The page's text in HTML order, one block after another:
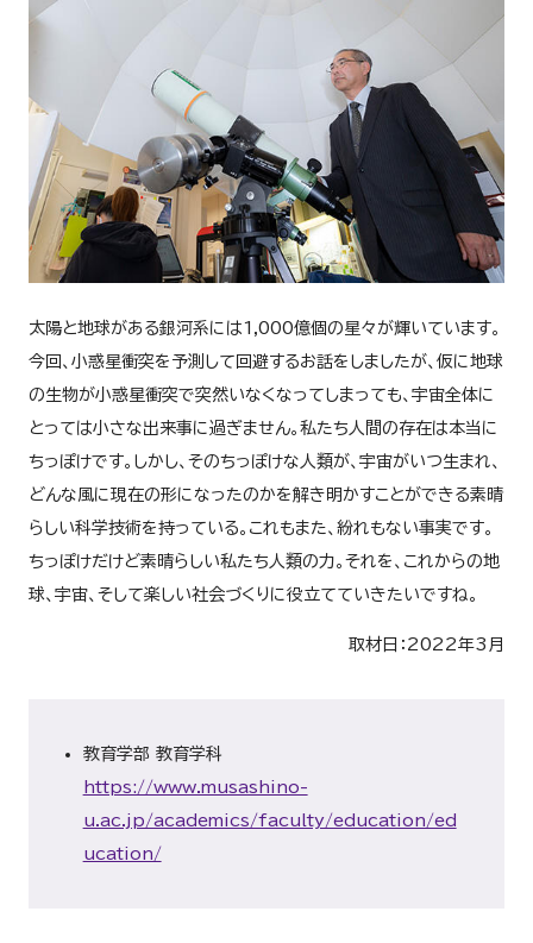
太陽と地球がある銀河系には1,000億個の星々が輝いています。
今回、小惑星衝突を予測して回避するお話をしましたが、仮に地球
の生物が小惑星衝突で突然いなくなってしまっても、宇宙全体に
とっては小さな出来事に過ぎません。私たち人間の存在は本当に
ちっぽけです。しかし、そのちっぽけな人類が、宇宙がいつ生まれ、
どんな風に現在の形になったのかを解き明かすことができる素晴
らしい科学技術を持っている。これもまた、紛れもない事実です。
ちっぽけだけど素晴らしい私たち人類の力。それを、これからの地
球、宇宙、そして楽しい社会づくりに役立てていきたいですね。
取材日：2022年3月
教育学部 教育学科
https://www.musashino-
u.ac.jp/academics/faculty/education/ed
ucation/